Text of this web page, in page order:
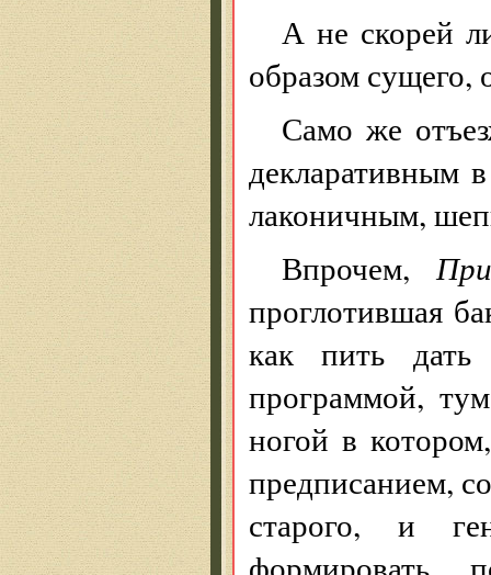
А не скорей
образом сущего,
Само же
декларативным
лаконичным,
Впрочем,
проглотившая
как пить дать
программой,
ногой в
предписанием,
старого, и